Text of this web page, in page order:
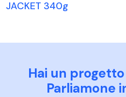
JACKET 340g
Hai un
Parliamone